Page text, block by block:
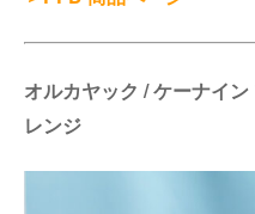
オルカヤック / ケーナイ
レンジ